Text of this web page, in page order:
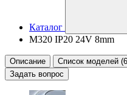
Каталог
M320 IP20 24V 8mm
Описание
Список моделей
Задать вопрос